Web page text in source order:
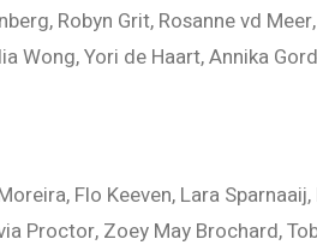
Robyn Grit, Rosanne vd
Wong, Yori de Haart, Annika
Flo Keeven, Lara
Proctor, Zoey May Brochard,